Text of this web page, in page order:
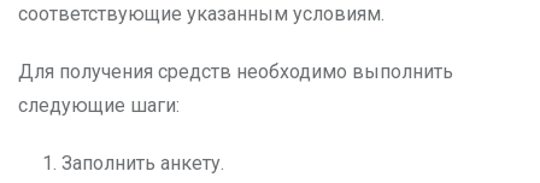
соответствующие указанным условиям.
Для получения средств необходимо выполнить
следующие шаги:
Заполнить анкету.